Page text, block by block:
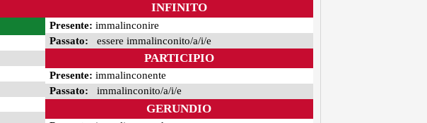
INFINITO
Presente: immalinconire
Passato: essere immalinconito/a/i/e
PARTICIPIO
Presente: immalinconente
Passato: immalinconito/a/i/e
GERUNDIO